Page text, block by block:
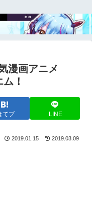
漫画アニメ
！
てブ LINE
2019.01.15 2019.03.09